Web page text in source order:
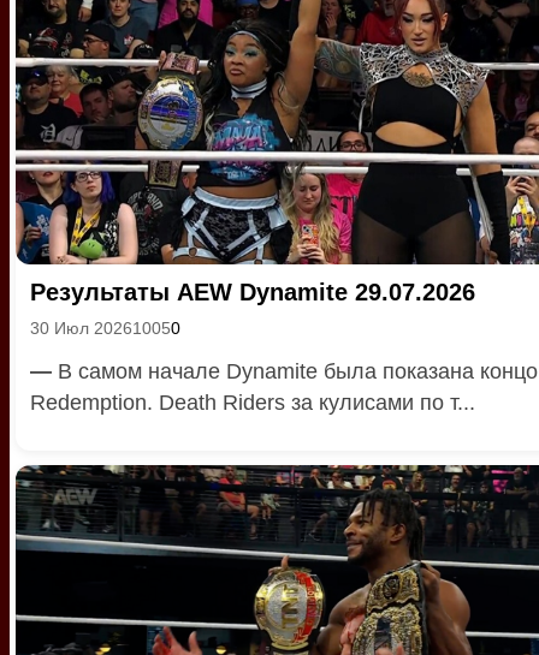
Результаты AEW Dynamite 29.07.2026
30 Июл 202610050
— В самом начале Dynamite была показана
Redemption. Death Riders за кулисами по т...